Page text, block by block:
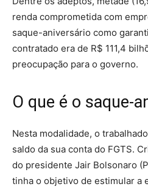
renda comprometida com
saque-aniversário como
contratado era de R$ 111,4
preocupação para o governo.
O que é o saque-
Nesta modalidade, o
saldo da sua conta do FGTS.
do presidente Jair Bolsonaro
tinha o objetivo de estimular a